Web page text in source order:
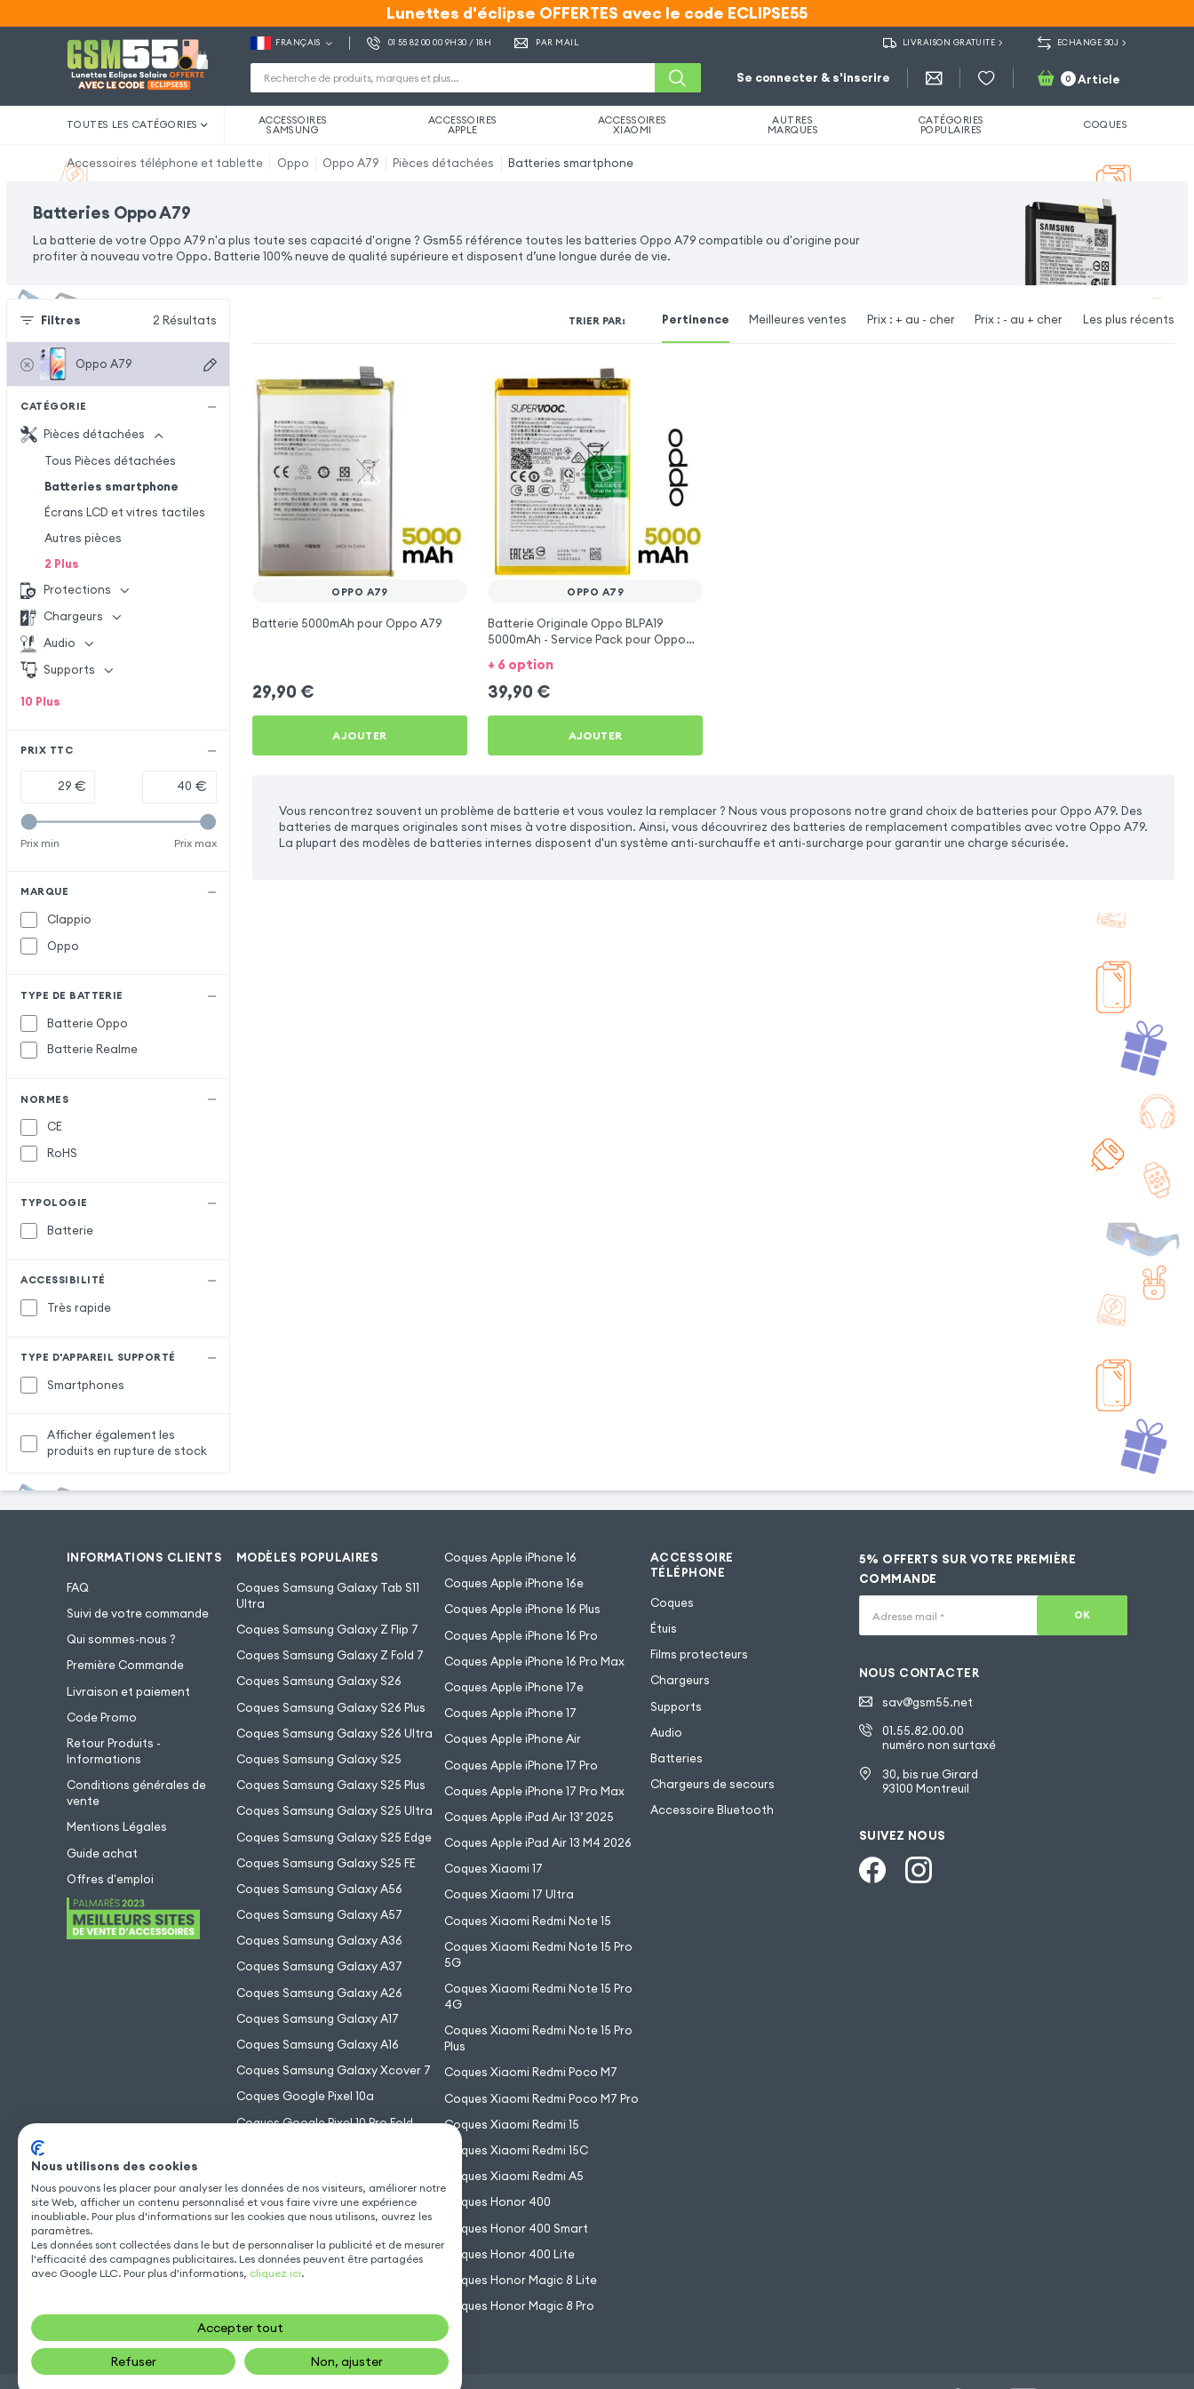
Lunettes d'éclipse OFFERTES avec le code ECLIPSE55
Lunettes d'éclipse OFFERTES avec le code ECLIPSE55
FRANÇAIS 01 55 82 00 00 9H30 / 18H PAR MAIL LIVRAISON GRATUITE ECHANGE 30J
Se connecter & s'inscrire 0 Article
TOUTES LES CATÉGORIES ACCESSOIRES
SAMSUNG
ACCESSOIRES
APPLE
ACCESSOIRES
XIAOMI
AUTRES
MARQUES
CATÉGORIES
POPULAIRES COQUES
Accessoires téléphone et tablette Oppo Oppo A79 Pièces détachées Batteries smartphone
Batteries Oppo A79
La batterie de votre Oppo A79 n'a plus toute ses capacité d'origne ? Gsm55 référence toutes les batteries Oppo A79 compatible ou d'origine pour
profiter à nouveau votre Oppo. Batterie 100% neuve de qualité supérieure et disposent d’une longue durée de vie.
Filtres 2 Résultats
Oppo A79
CATÉGORIE
Pièces détachées
Tous Pièces détachées
Batteries smartphone
Écrans LCD et vitres tactiles
Autres pièces
2 Plus
Protections
Chargeurs
Audio
Supports
10 Plus
PRIX TTC
€ €
Prix min Prix max
MARQUE
Clappio
Oppo
TYPE DE BATTERIE
Batterie Oppo
Batterie Realme
NORMES
CE
RoHS
TYPOLOGIE
Batterie
ACCESSIBILITÉ
Très rapide
TYPE D'APPAREIL SUPPORTÉ
Smartphones
Afficher également les
produits en rupture de stock
TRIER PAR: Pertinence Meilleures ventes Prix : + au - cher Prix : - au + cher Les plus récents
OPPO A79
Batterie 5000mAh pour Oppo A79
29,90 €
AJOUTER
OPPO A79
Batterie Originale Oppo BLPA19
5000mAh - Service Pack pour Oppo
+ 6 option
39,90 €
AJOUTER
Vous rencontrez souvent un problème de batterie et vous voulez la remplacer ? Nous vous proposons notre grand choix de batteries pour Oppo A79. Des
batteries de marques originales sont mises à votre disposition. Ainsi, vous découvrirez des batteries de remplacement compatibles avec votre Oppo A79.
La plupart des modèles de batteries internes disposent d'un système anti-surchauffe et anti-surcharge pour garantir une charge sécurisée.
INFORMATIONS CLIENTS
FAQ
Suivi de votre commande
Qui sommes-nous ?
Première Commande
Livraison et paiement
Code Promo
Retour Produits -
Informations
Conditions générales de
vente
Mentions Légales
Guide achat
Offres d'emploi
MODÈLES POPULAIRES
Coques Samsung Galaxy Tab S11
Ultra
Coques Samsung Galaxy Z Flip 7
Coques Samsung Galaxy Z Fold 7
Coques Samsung Galaxy S26
Coques Samsung Galaxy S26 Plus
Coques Samsung Galaxy S26 Ultra
Coques Samsung Galaxy S25
Coques Samsung Galaxy S25 Plus
Coques Samsung Galaxy S25 Ultra
Coques Samsung Galaxy S25 Edge
Coques Samsung Galaxy S25 FE
Coques Samsung Galaxy A56
Coques Samsung Galaxy A57
Coques Samsung Galaxy A36
Coques Samsung Galaxy A37
Coques Samsung Galaxy A26
Coques Samsung Galaxy A17
Coques Samsung Galaxy A16
Coques Samsung Galaxy Xcover 7
Coques Google Pixel 10a
Coques Google Pixel 10 Pro Fold
Coques Google Pixel 10
Coques Apple iPhone 16
Coques Apple iPhone 16e
Coques Apple iPhone 16 Plus
Coques Apple iPhone 16 Pro
Coques Apple iPhone 16 Pro Max
Coques Apple iPhone 17e
Coques Apple iPhone 17
Coques Apple iPhone Air
Coques Apple iPhone 17 Pro
Coques Apple iPhone 17 Pro Max
Coques Apple iPad Air 13’ 2025
Coques Apple iPad Air 13 M4 2026
Coques Xiaomi 17
Coques Xiaomi 17 Ultra
Coques Xiaomi Redmi Note 15
Coques Xiaomi Redmi Note 15 Pro
5G
Coques Xiaomi Redmi Note 15 Pro
4G
Coques Xiaomi Redmi Note 15 Pro
Plus
Coques Xiaomi Redmi Poco M7
Coques Xiaomi Redmi Poco M7 Pro
Coques Xiaomi Redmi 15
Coques Xiaomi Redmi 15C
Coques Xiaomi Redmi A5
Coques Honor 400
Coques Honor 400 Smart
Coques Honor 400 Lite
Coques Honor Magic 8 Lite
Coques Honor Magic 8 Pro
ACCESSOIRE
TÉLÉPHONE
Coques
Étuis
Films protecteurs
Chargeurs
Supports
Audio
Batteries
Chargeurs de secours
Accessoire Bluetooth
5% OFFERTS SUR VOTRE PREMIÈRE
COMMANDE
Adresse mail * OK
NOUS CONTACTER
sav@gsm55.net
01.55.82.00.00
numéro non surtaxé
30, bis rue Girard
93100 Montreuil
SUIVEZ NOUS
Nous utilisons des cookies
Nous pouvons les placer pour analyser les données de nos visiteurs, améliorer notre
site Web, afficher un contenu personnalisé et vous faire vivre une expérience
inoubliable. Pour plus d'informations sur les cookies que nous utilisons, ouvrez les
paramètres.
Les données sont collectées dans le but de personnaliser la publicité et de mesurer
l'efficacité des campagnes publicitaires. Les données peuvent être partagées
avec Google LLC. Pour plus d'informations, cliquez ici.
Accepter tout
Refuser Non, ajuster